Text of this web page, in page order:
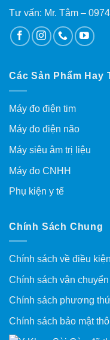
Tư vấn: Mr. Tâm –
Các Sản Phẩm Hay
Máy đo điện tim
Máy đo điện não
Máy siêu âm trị liệu
Máy đo CNHH
Phụ kiện y tế
Chính Sách Chung
Chính sách về điều
Chính sách vận
Chính sách phương
Chính sách bảo mật